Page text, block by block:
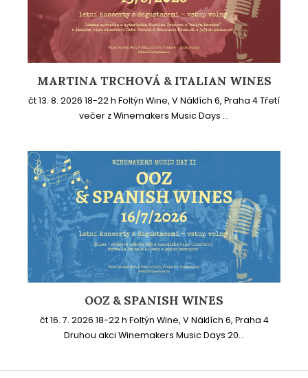
MARTINA TRCHOVÁ & ITALIAN WINES
čt 13. 8. 2026 18-22 h Foltýn Wine, V Náklích 6, Praha 4 Třetí
večer z Winemakers Music Days ...
OOZ & SPANISH WINES
čt 16. 7. 2026 18-22 h Foltýn Wine, V Náklích 6, Praha 4
Druhou akci Winemakers Music Days 20...